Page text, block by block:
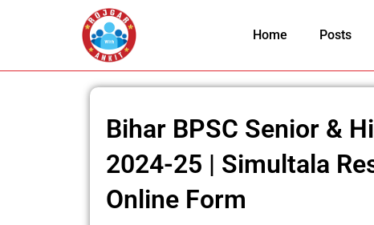
Home Posts
Bihar BPSC Senior &
2024-25 | Simultala
Online Form